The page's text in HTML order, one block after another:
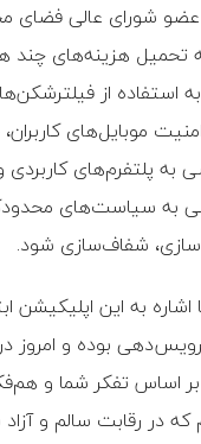
عضو شورای عالی فضای
استفاده از
موبایل‌های
به پلتفرم‌های
سیاست‌های
شفاف‌سازی شود.
اشاره به این
بوده و امروز
اساس تفکر شما و
که در رقابت سالم و